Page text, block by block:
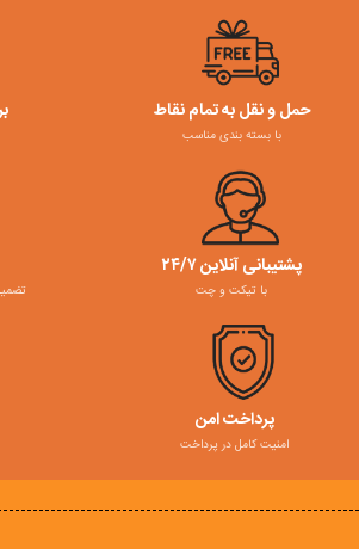
حمل و نقل به تمام نقاط
با بسته بندی مناسب
پشتیبانی آنلاین ۲۴/۷
با تیکت و چت
پرداخت امن
امنیت کامل در پرداخت